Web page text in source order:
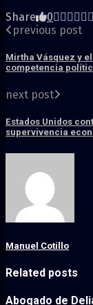
Share
0
previous post
Mirtha Vásquez y
competencia
next post
Estados Unidos
supervivencia
Manuel Cotillo
Related posts
Abogado de